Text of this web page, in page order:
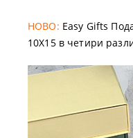
НОВО: Easy Gifts
10X15 в четири